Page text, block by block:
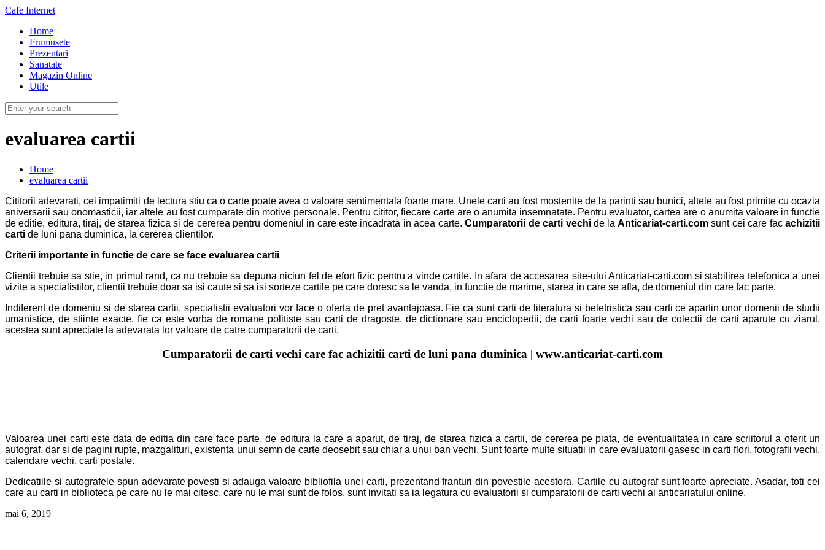
Cafe Internet
Home
Frumusete
Prezentari
Sanatate
Magazin Online
Utile
evaluarea cartii
Home
evaluarea cartii
Cititorii adevarati, cei impatimiti de lectura stiu ca o carte poate avea o valoare sentimentala foarte mare. Unele carti au fost mostenite de la parinti sau bunici, altele au fost primite cu ocazia
aniversarii sau onomasticii, iar altele au fost cumparate din motive personale. Pentru cititor, fiecare carte are o anumita insemnatate. Pentru evaluator, cartea are o anumita valoare in functie
de editie, editura, tiraj, de starea fizica si de cererea pentru domeniul in care este incadrata in acea carte.Cumparatorii de carti vechi de la Anticariat-carti.comsunt cei care facachizitii
carti de luni pana duminica, la cererea clientilor.
Criterii importante in functie de care se face evaluarea cartii
Clientii trebuie sa stie, in primul rand, ca nu trebuie sa depuna niciun fel de efort fizic pentru a vinde cartile. In afara de accesarea site-uluiAnticariat-carti.com si stabilirea telefonica a unei
vizite a specialistilor, clientii trebuie doar sa isi caute si sa isi sorteze cartile pe care doresc sa le vanda, in functie de marime, starea in care se afla, de domeniul din care fac parte.
Indiferent de domeniu si de starea cartii, specialistii evaluatori vor face o oferta de pret avantajoasa. Fie ca sunt carti de literatura si beletristica sau carti ce apartin unor domenii de studii
umanistice, de stiinte exacte, fie ca este vorba de romane politiste sau carti de dragoste, de dictionare sau enciclopedii, de carti foarte vechi sau de colectii de carti aparute cu ziarul,
acestea sunt apreciate la adevarata lor valoare de catre cumparatorii de carti.
Cumparatorii de carti vechi care fac achizitii carti de luni pana duminica | www.anticariat-carti.com
Valoarea unei carti este data de editia din care face parte, de editura la care a aparut, de tiraj, de starea fizica a cartii, de cererea pe piata, de eventualitatea in care scriitorul a oferit un
autograf, dar si de pagini rupte, mazgalituri, existenta unui semn de carte deosebit sau chiar a unui ban vechi. Sunt foarte multe situatii in care evaluatorii gasesc in carti flori, fotografii vechi,
calendare vechi, carti postale.
Dedicatiile si autografele spun adevarate povesti si adauga valoare bibliofila unei carti, prezentand franturi din povestile acestora. Cartile cu autograf sunt foarte apreciate. Asadar, toti cei
care au carti in biblioteca pe care nu le mai citesc, care nu le mai sunt de folos, sunt invitati sa ia legatura cu evaluatorii si cumparatorii de carti vechi ai anticariatului online.
mai 6, 2019